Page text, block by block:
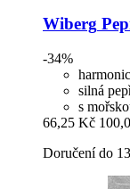
Wiberg
-34%
silná
s
66,25 Kč
Doručení do